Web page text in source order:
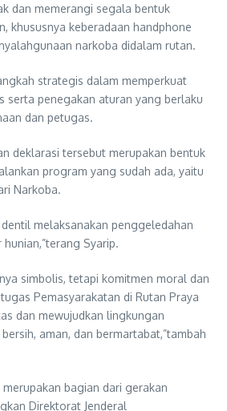
dan memerangi segala bentuk
khususnya keberadaan handphone
narkoba didalam rutan.
strategis dalam memperkuat
serta penegakan aturan yang berlaku
dan petugas.
deklarasi tersebut merupakan bentuk
program yang sudah ada, yaitu
Narkoba.
melaksanakan penggeledahan
Syarip.
simbolis, tetapi komitmen moral dan
Pemasyarakatan di Rutan Praya
dan mewujudkan lingkungan
aman, dan bermartabat,”tambah
bagian dari gerakan
Direktorat Jenderal